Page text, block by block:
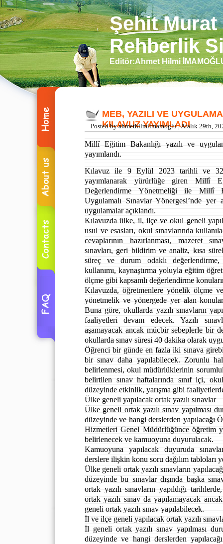
Şehit
Rehberlik
Editör:Ahmet Hilmi
MEB, YAZILI VE
KILAVUZ YAYIMLADI
Posted by ahmethilmiimamoglu | Aralık 29th,
Millî Eğitim Bakanlığı yazılı ve
yayımlandı.
Kılavuz ile 9 Eylül 2023 tarihli ve
yayımlanarak yürürlüğe giren Millî
Değerlendirme Yönetmeliği ile Millî
Uygulamalı Sınavlar Yönergesi’nde
uygulamalar açıklandı.
Kılavuzda ülke, il, ilçe ve okul geneli
usul ve esasları, okul sınavlarında
cevaplarının hazırlanması, mazeret
sınavları, geri bildirim ve analiz, kısa
süreç ve durum odaklı
kullanımı, kaynaştırma yoluyla eğitim
ölçme gibi kapsamlı değerlendirme
Kılavuzda, öğretmenlere yönelik ölçme
yönetmelik ve yönergede yer alan
Buna göre, okullarda yazılı sınavların
faaliyetleri devam edecek. Yazılı
aşamayacak ancak mücbir sebeplerle bir
okullarda sınav süresi 40 dakika olarak
Öğrenci bir günde en fazla iki sınava
bir sınav daha yapılabilecek. Zorunlu
belirlenmesi, okul müdürlüklerinin
belirtilen sınav haftalarında sınıf içi,
düzeyinde etkinlik, yarışma gibi
Ülke geneli yapılacak ortak yazılı sınavlar
Ülke geneli ortak yazılı sınav yapılması
düzeyinde ve hangi derslerden yapılacağı
Hizmetleri Genel Müdürlüğünce öğretim
belirlenecek ve kamuoyuna duyurulacak.
Kamuoyuna yapılacak duyuruda
derslere ilişkin konu soru dağılım tabloları
Ülke geneli ortak yazılı sınavların
düzeyinde bu sınavlar dışında başka
ortak yazılı sınavların yapıldığı
ortak yazılı sınav da yapılamayacak
geneli ortak yazılı sınav yapılabilecek.
İl ve ilçe geneli yapılacak ortak yazılı
İl geneli ortak yazılı sınav yapılması
düzeyinde ve hangi derslerden